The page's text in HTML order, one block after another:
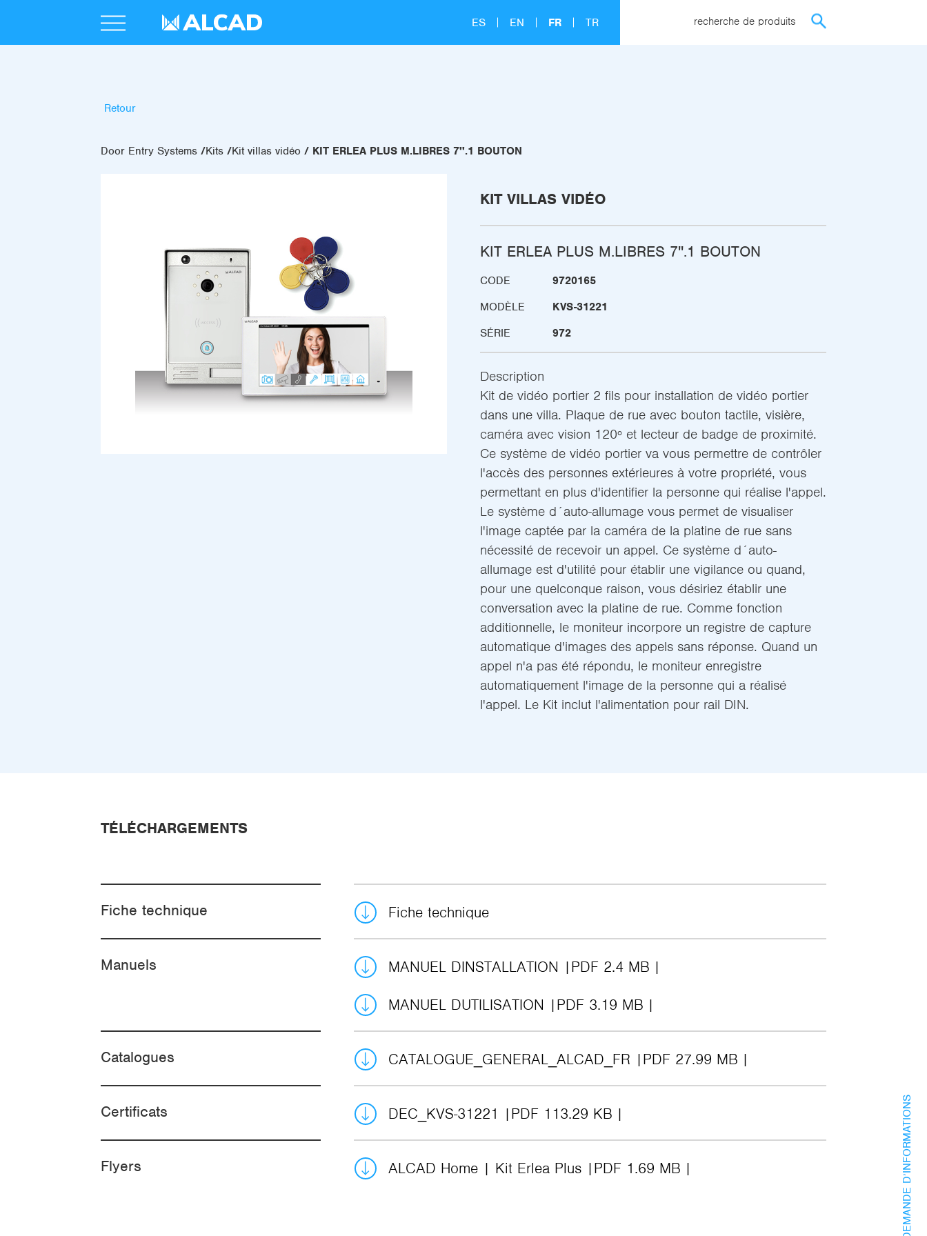
ES EN FR TR recherche de produits
Retour
Door Entry Systems Kits Kit villas vidéo KIT ERLEA PLUS M.LIBRES 7''.1 BOUTON
KIT VILLAS VIDÉO
KIT ERLEA PLUS M.LIBRES 7''.1 BOUTON
CODE
9720165
MODÈLE
KVS-31221
SÉRIE
972
Description
Kit de vidéo portier 2 fils pour installation de vidéo portier
dans une villa. Plaque de rue avec bouton tactile, visière,
caméra avec vision 120º et lecteur de badge de proximité.
Ce système de vidéo portier va vous permettre de contrôler
l'accès des personnes extérieures à votre propriété, vous
permettant en plus d'identifier la personne qui réalise l'appel.
Le système d´auto-allumage vous permet de visualiser
l'image captée par la caméra de la platine de rue sans
nécessité de recevoir un appel. Ce système d´auto-
allumage est d'utilité pour établir une vigilance ou quand,
pour une quelconque raison, vous désiriez établir une
conversation avec la platine de rue. Comme fonction
additionnelle, le moniteur incorpore un registre de capture
automatique d'images des appels sans réponse. Quand un
appel n'a pas été répondu, le moniteur enregistre
automatiquement l'image de la personne qui a réalisé
l'appel. Le Kit inclut l'alimentation pour rail DIN.
TÉLÉCHARGEMENTS
Fiche technique Fiche technique
Manuels MANUEL DINSTALLATION PDF 2.4 MB
MANUEL DUTILISATION PDF 3.19 MB
Catalogues CATALOGUE_GENERAL_ALCAD_FR PDF 27.99 MB
Certificats DEC_KVS-31221 PDF 113.29 KB
Flyers ALCAD Home | Kit Erlea Plus PDF 1.69 MB DEMANDE D’INFORMATIONS